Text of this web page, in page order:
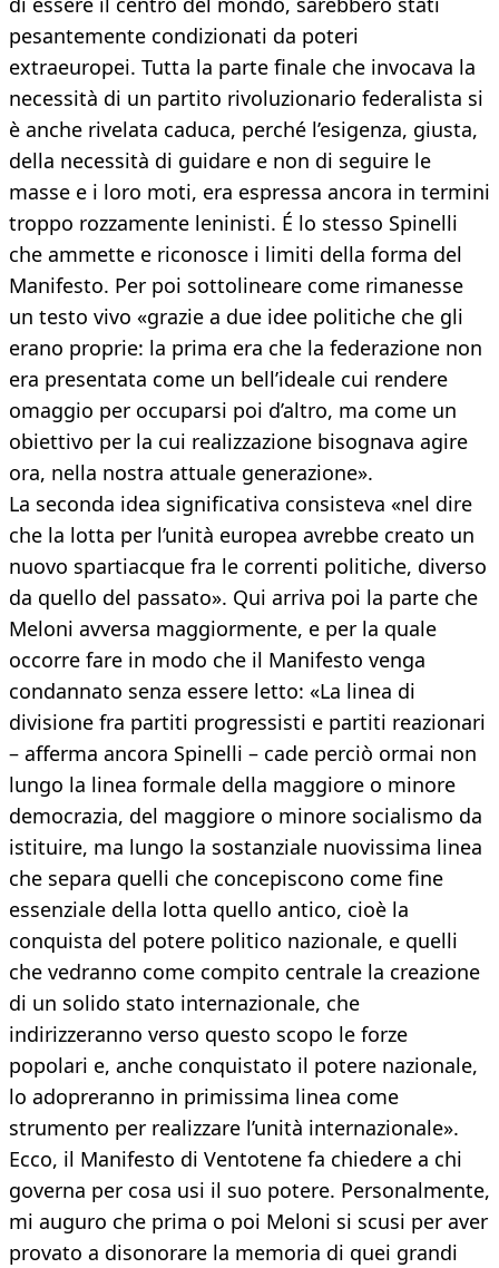
pesantemente condizionati da poteri
extraeuropei. Tutta la parte finale che invocava la
necessità di un partito rivoluzionario federalista si
è anche rivelata caduca, perché l’esigenza, giusta,
della necessità di guidare e non di seguire le
masse e i loro moti, era espressa ancora in termini
troppo rozzamente leninisti. É lo stesso Spinelli
che ammette e riconosce i limiti della forma del
Manifesto. Per poi sottolineare come rimanesse
un testo vivo «grazie a due idee politiche che gli
erano proprie: la prima era che la federazione non
era presentata come un bell’ideale cui rendere
omaggio per occuparsi poi d’altro, ma come un
obiettivo per la cui realizzazione bisognava agire
ora, nella nostra attuale generazione».
La seconda idea significativa consisteva «nel dire
che la lotta per l’unità europea avrebbe creato un
nuovo spartiacque fra le correnti politiche, diverso
da quello del passato». Qui arriva poi la parte che
Meloni avversa maggiormente, e per la quale
occorre fare in modo che il Manifesto venga
condannato senza essere letto: «La linea di
divisione fra partiti progressisti e partiti reazionari
– afferma ancora Spinelli – cade perciò ormai non
lungo la linea formale della maggiore o minore
democrazia, del maggiore o minore socialismo da
istituire, ma lungo la sostanziale nuovissima linea
che separa quelli che concepiscono come fine
essenziale della lotta quello antico, cioè la
conquista del potere politico nazionale, e quelli
che vedranno come compito centrale la creazione
di un solido stato internazionale, che
indirizzeranno verso questo scopo le forze
popolari e, anche conquistato il potere nazionale,
lo adopreranno in primissima linea come
strumento per realizzare l’unità internazionale».
Ecco, il Manifesto di Ventotene fa chiedere a chi
governa per cosa usi il suo potere. Personalmente,
mi auguro che prima o poi Meloni si scusi per aver
provato a disonorare la memoria di quei grandi